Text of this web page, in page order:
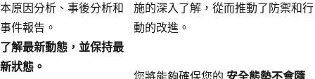
本原因分析、事後分析和
事件報告。
施的深入了解，從而推動了防禦和行
動的改進。
了解最新動態，並保持最
新狀態。
您將能夠確保您的 安全態勢不會隨